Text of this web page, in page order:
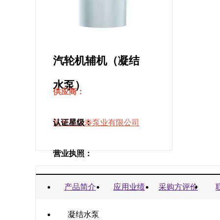
汽轮机辅机（凝结
水泵）
供应商：
苏州苏尔寿泵业有限公司
认证星级：
营业执照：
商业信誉承诺书：
产品简介 应用业绩 采购方评价
凝结水泵